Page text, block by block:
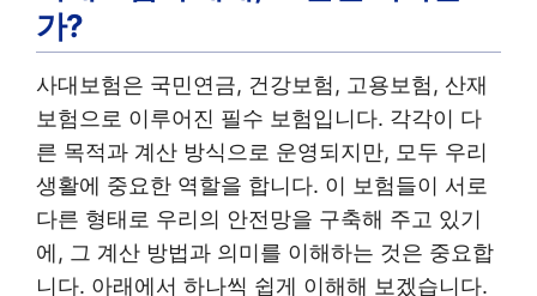
가?
사대보험은 국민연금, 건강보험, 고용보험, 산재
보험으로 이루어진 필수 보험입니다. 각각이 다
른 목적과 계산 방식으로 운영되지만, 모두 우리
생활에 중요한 역할을 합니다. 이 보험들이 서로
다른 형태로 우리의 안전망을 구축해 주고 있기
에, 그 계산 방법과 의미를 이해하는 것은 중요합
니다. 아래에서 하나씩 쉽게 이해해 보겠습니다.